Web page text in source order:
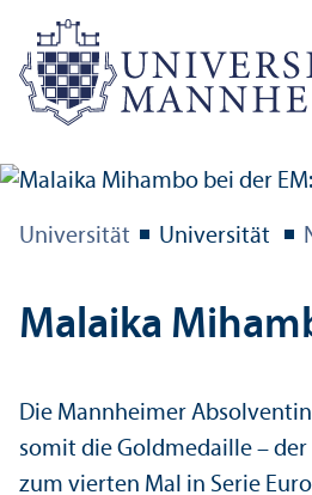
Universität Universität
Malaika
Die Mannheimer
somit die Goldmedaille –
zum vierten Mal in Serie